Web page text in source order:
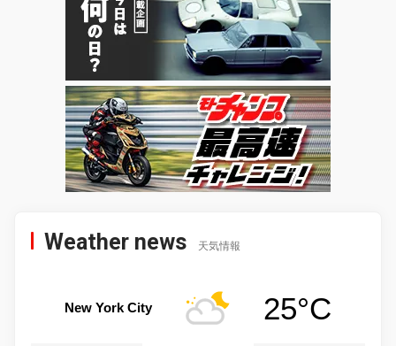
Weather news 天気情報
New York City 25°C